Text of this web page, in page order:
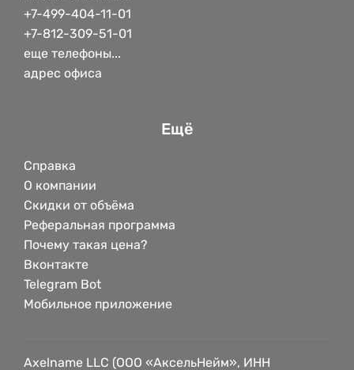
+7-499-404-11-01
+7-812-309-51-01
еще телефоны...
адрес офиса
Ещё
Справка
О компании
Скидки от объёма
Реферальная программа
Почему такая цена?
Вконтакте
Telegram Bot
Мобильное приложение
Axelname LLC (ООО «АксельНейм», ИНН